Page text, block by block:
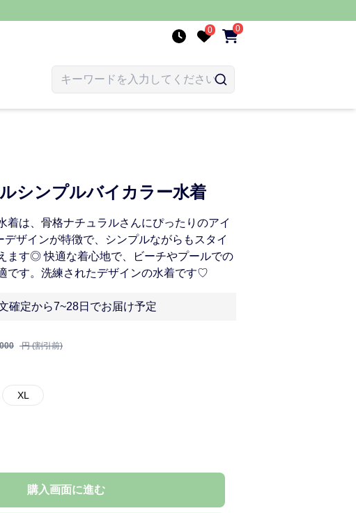
0 0
シンプルバイカラー水着
着は、骨格ナチュラルさんにぴったりのアイ
デザインが特徴で、シンプルながらもスタイ
ます◎ 快適な着心地で、ビーチやプールでの
です。洗練されたデザインの水着です♡
確定から7~28日でお届け予定
円 (割引前)
XL
購入画面に進む